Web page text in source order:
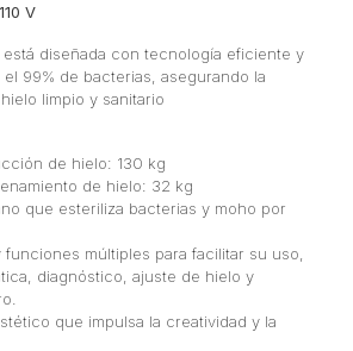
V
está diseñada con tecnología eficiente y
99% de bacterias, asegurando la
limpio y sanitario
de hielo: 130 kg
de hielo: 32 kg
que esteriliza bacterias y moho por
funciones múltiples para facilitar su uso,
diagnóstico, ajuste de hielo y
que impulsa la creatividad y la